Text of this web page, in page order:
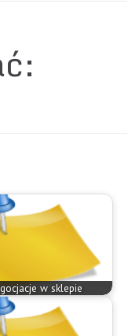
w sklepie